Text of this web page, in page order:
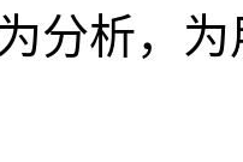
分析，